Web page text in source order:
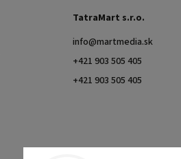
TatraMart s.r.o.
info@martmedia.sk
+421 903 505 405
+421 903 505 405